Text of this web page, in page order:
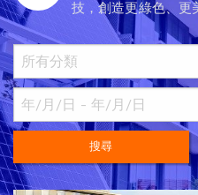
技，創造更綠色、更
搜尋